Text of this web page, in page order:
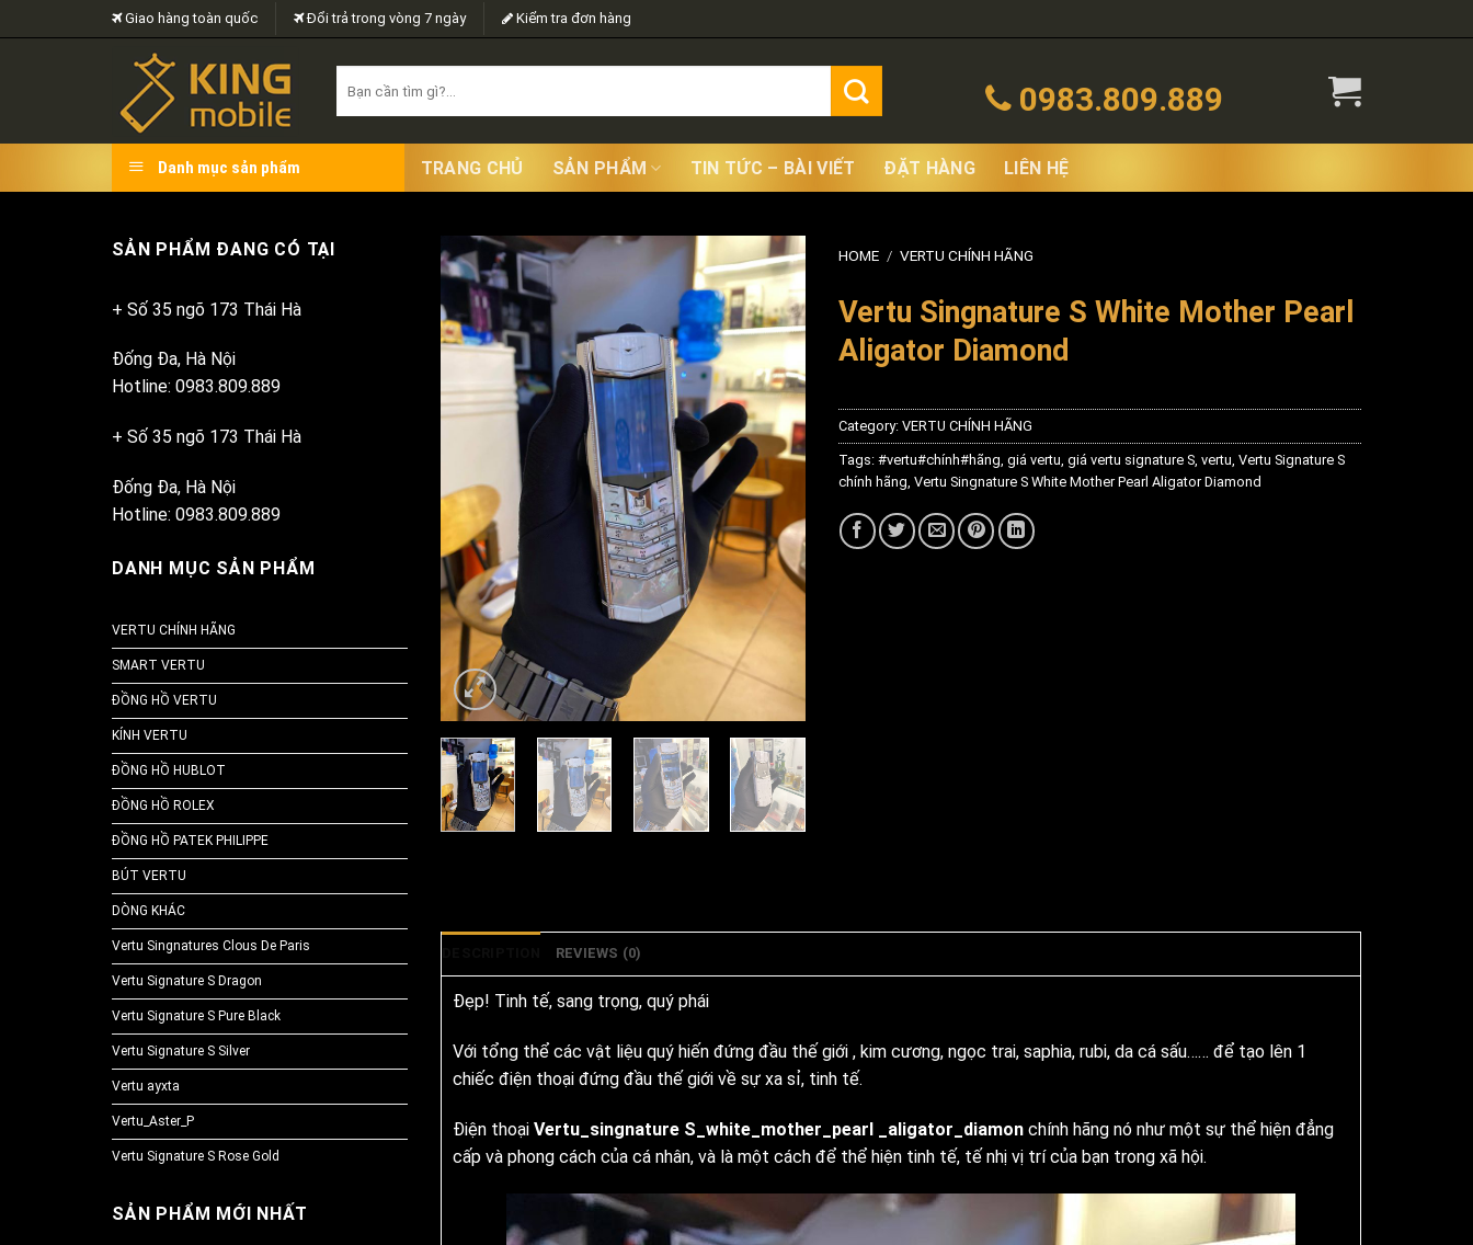
to
Giao hàng toàn quốc Đổi trả trong vòng 7 ngày Kiểm tra đơn hàng
for:
0983.809.889
Danh mục sản phẩm TRANG CHỦ SẢN PHẨM TIN TỨC – BÀI VIẾT ĐẶT HÀNG LIÊN HỆ
SẢN PHẨM ĐANG CÓ TẠI
+ Số 35 ngõ 173 Thái Hà
Đống Đa, Hà Nội
Hotline: 0983.809.889
+ Số 35 ngõ 173 Thái Hà
Đống Đa, Hà Nội
Hotline: 0983.809.889
DANH MỤC SẢN PHẨM
VERTU CHÍNH HÃNG
SMART VERTU
ĐỒNG HỒ VERTU
KÍNH VERTU
ĐỒNG HỒ HUBLOT
ĐỒNG HỒ ROLEX
ĐỒNG HỒ PATEK PHILIPPE
BÚT VERTU
DÒNG KHÁC
Vertu Singnatures Clous De Paris
Vertu Signature S Dragon
Vertu Signature S Pure Black
Vertu Signature S Silver
Vertu ayxta
Vertu_Aster_P
Vertu Signature S Rose Gold
SẢN PHẨM MỚI NHẤT
HOME / VERTU CHÍNH HÃNG
Vertu Singnature S White Mother Pearl
Aligator Diamond
Category: VERTU CHÍNH HÃNG
Tags: #vertu#chính#hãng, giá vertu, giá vertu signature S, vertu, Vertu Signature S
chính hãng, Vertu Singnature S White Mother Pearl Aligator Diamond
REVIEWS (0)
Đẹp! Tinh tế, sang trọng, quý phái
Với tổng thể các vật liệu quý hiến đứng đầu thế giới , kim cương, ngọc trai, saphia, rubi, da cá sấu…… để tạo lên 1
chiếc điện thoại đứng đầu thế giới về sự xa sỉ, tinh tế.
Điện thoại Vertu_singnature S_white_mother_pearl _aligator_diamon chính hãng nó như một sự thể hiện đẳng
cấp và phong cách của cá nhân, và là một cách để thể hiện tinh tế, tế nhị vị trí của bạn trong xã hội.